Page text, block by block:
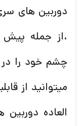
،از جمله
چشم خود را در
العاده